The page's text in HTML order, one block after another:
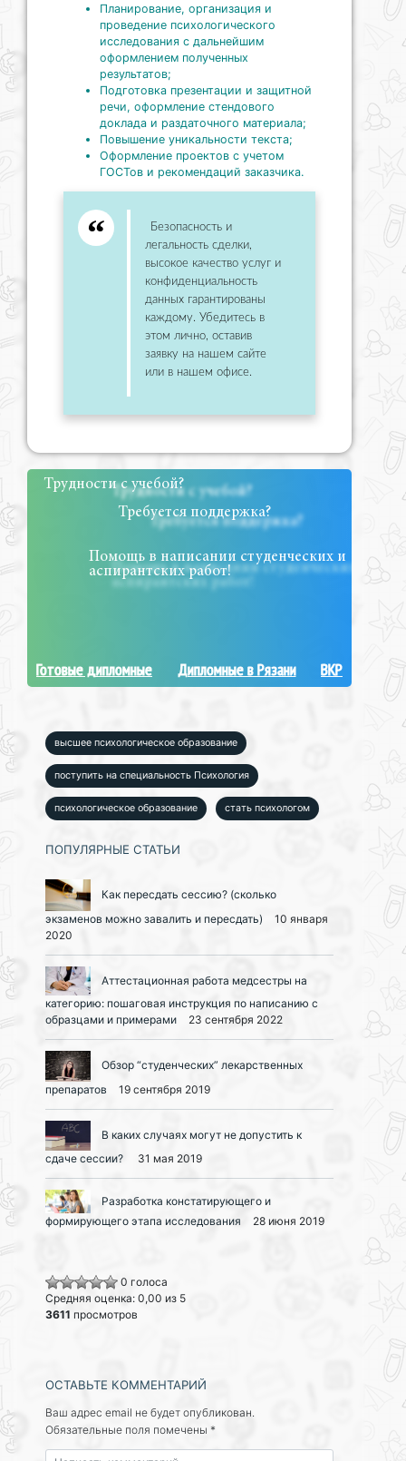
Планирование, организация и
проведение психологического
исследования с дальнейшим
оформлением полученных
результатов;
Подготовка презентации и защитной
речи, оформление стендового
доклада и раздаточного материала;
Повышение уникальности текста;
Оформление проектов с учетом
ГОСТов и рекомендаций заказчика.
Безопасность и
легальность сделки,
высокое качество услуг и
конфиденциальность
данных гарантированы
каждому. Убедитесь в
этом лично, оставив
заявку на нашем сайте
или в нашем офисе.
Трудности с учебой?
Требуется поддержка?
Помощь в написании студенческих и
аспирантских работ!
Готовые дипломные Дипломные в Рязани ВКР
высшее психологическое образование
поступить на специальность Психология
психологическое образование стать психологом
ПОПУЛЯРНЫЕ СТАТЬИ
Как пересдать сессию? (сколько
экзаменов можно завалить и пересдать)
10 января
2020
Аттестационная работа медсестры на
категорию: пошаговая инструкция по написанию с
образцами и примерами
23 сентября 2022
Обзор “студенческих” лекарственных
препаратов
19 сентября 2019
В каких случаях могут не допустить к
сдаче сессии?
31 мая 2019
Разработка констатирующего и
формирующего этапа исследования
28 июня 2019
0 голоса
Средняя оценка: 0,00 из 5
3611 просмотров
ОСТАВЬТЕ КОММЕНТАРИЙ
Ваш адрес email не будет опубликован.
Обязательные поля помечены *